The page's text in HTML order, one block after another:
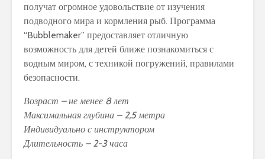
получат огромное удовольствие от изучения
подводного мира и кормления рыб. Программа
“Bubblemaker” предоставляет отличную
возможность для детей ближе познакомиться с
водным миром, с техникой погружений, правилами
безопасности.
Возраст – не менее 8 лет
Максимальная глубина – 2,5 метра
Индивидуально с инструктором
Длительность – 2-3 часа